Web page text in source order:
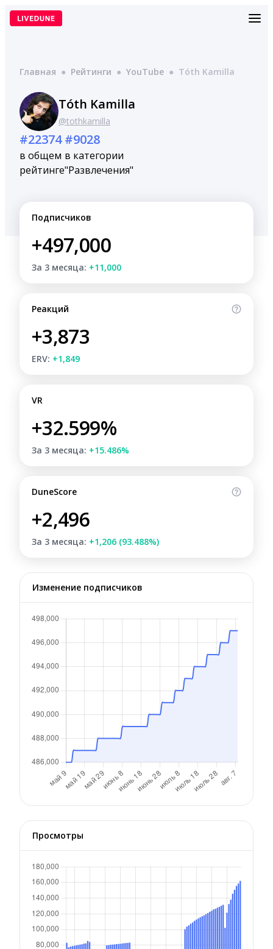
Перейти
Главная ● Рейтинги ● YouTube ● Tóth Kamilla
Tóth Kamilla
@tothkamilla
#22374
в общем
рейтинге
#9028
в категории
"Развлечения"
Подписчиков
+497,000
За 3 месяца: +11,000
Реакций
+3,873
ERV: +1,849
VR
+32.599%
За 3 месяца: +15.486%
DuneScore
+2,496
За 3 месяца: +1,206 (93.488%)
Изменение подписчиков
Просмотры